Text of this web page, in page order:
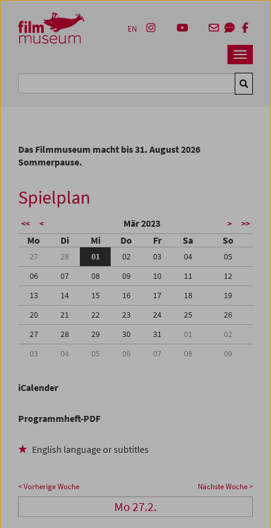
Zum Inhalt
Zum Hauptmenü
Zur Servicenavigation
Zum Suche
Navbar
EN
Das Filmmuseum macht bis 31. August 2026
Sommerpause.
Spielplan
<< < Mär 2023 > >>
Mo Di Mi Do Fr Sa So
27 28 01 02 03 04
05
06
07 08 09 10 11
12
13
14 15 16 17 18
19
20
21 22 23 24 25
26
27
28 29 30 31 01
02
03
04 05 06 07 08 09
iCalender
Programmheft-PDF
English language or subtitles
< Vorherige Woche Nächste Woche >
Mo 27.2.